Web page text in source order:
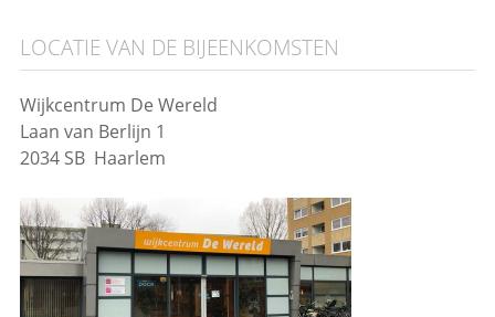
LOCATIE VAN DE BIJEENKOMSTEN
Wijkcentrum De Wereld
Laan van Berlijn 1
2034 SB Haarlem